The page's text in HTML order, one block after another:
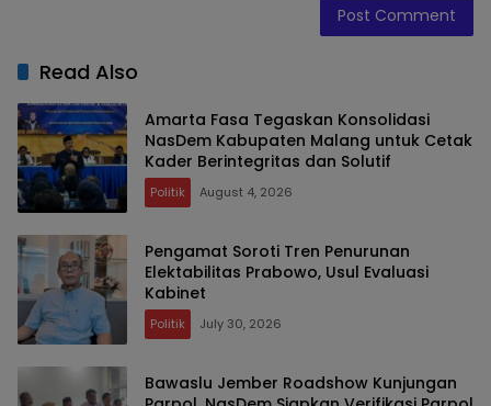
Read Also
Amarta Fasa Tegaskan Konsolidasi
NasDem Kabupaten Malang untuk Cetak
Kader Berintegritas dan Solutif
Politik August 4, 2026
Pengamat Soroti Tren Penurunan
Elektabilitas Prabowo, Usul Evaluasi
Kabinet
Politik July 30, 2026
Bawaslu Jember Roadshow Kunjungan